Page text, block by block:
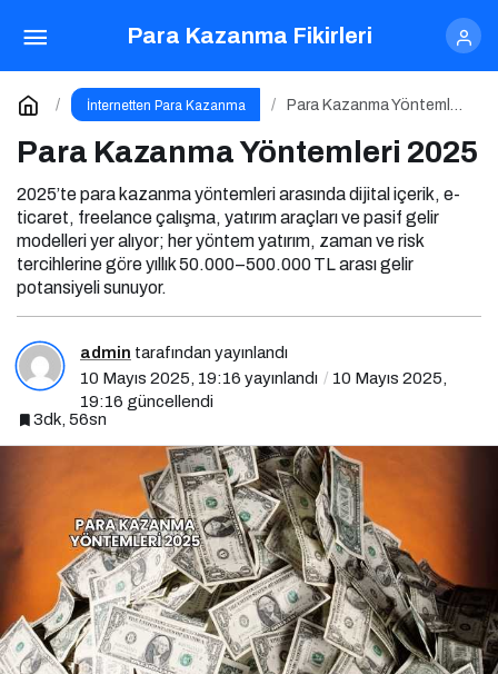
Para Kazanma Fikirleri
İnternetten Para Kazanma
Para Kazanma Yöntemleri
Para Kazanma Yöntemleri 2025
2025’te para kazanma yöntemleri arasında dijital içerik, e-
ticaret, freelance çalışma, yatırım araçları ve pasif gelir
modelleri yer alıyor; her yöntem yatırım, zaman ve risk
tercihlerine göre yıllık 50.000–500.000 TL arası gelir
potansiyeli sunuyor.
admin tarafından yayınlandı
10 Mayıs 2025, 19:16 yayınlandı
10 Mayıs 2025,
19:16 güncellendi
3dk, 56sn
Para Kazanma Yöntemleri 2025
Yorum Yap